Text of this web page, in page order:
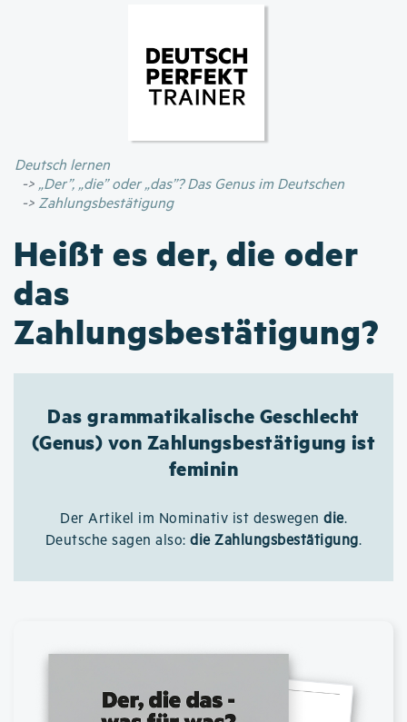
Inhalt
Deutsch lernen
„Der”, „die” oder „das”? Das Genus im Deutschen
Zahlungsbestätigung
Heißt es der, die oder
das
Zahlungsbestätigung?
Das grammatikalische Geschlecht
(Genus) von Zahlungsbestätigung ist
feminin
Der Artikel im Nominativ ist deswegen die.
Deutsche sagen also:die Zahlungsbestätigung.